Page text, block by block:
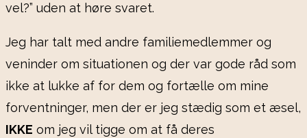
vel?” uden at høre svaret.
Jeg har talt med andre familiemedlemmer og
veninder om situationen og der var gode råd som
ikke at lukke af for dem og fortælle om mine
forventninger, men der er jeg stædig som et æsel,
IKKE om jeg vil tigge om at få deres